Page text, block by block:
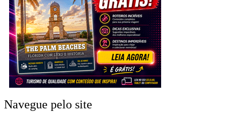
Navegue pelo site